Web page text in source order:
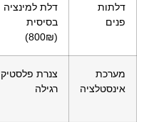
דלתות
פנים
דלת למינציה
בסיסית
(800₪)
מערכת
אינסטלציה
צנרת פלסטיק
רגילה